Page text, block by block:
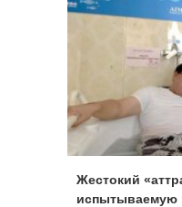
Жестокий
испытываемую